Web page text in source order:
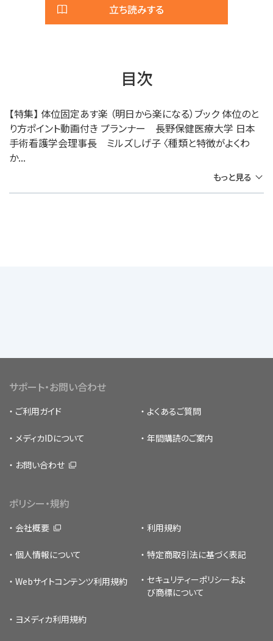
立ち読みする
目次
【特集】 体位固定あす楽 （明日から楽になる）ブック 体位のと
り方ポイント動画付き プランナー 長野保健医療大学 日本
手術看護学会理事長 ミルズしげ子 〈種類と特徴がよくわ
か...
もっと見る
サポート・お問い合わせ
ご利用ガイド よくあるご質問
メディカIDについて 年間購読のご案内
お問い合わせ
ポリシー・規約
会社概要 利用規約
個人情報について 特定商取引法に基づく表記
Webサイトコンテンツ利用規約 セキュリティーポリシー およ
び商標について
ヨメディカ利用規約